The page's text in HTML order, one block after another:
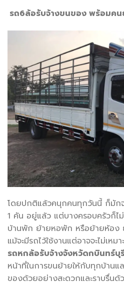
รถ6ล้อรับจ้างขนของ พร้อมค
โดยปกติแล้วคนุกคนทุกวันนี้ ก็มักจ
1 คัน อยู่แล้ว แต่บางครอบครัวก็
บ้านพัก ย้ายหอพัก หรือย้ายห้อง
แม้จะมีรถไว้ใช้งานแต่อาจจะไม่เห
รถหกล้อรับจ้างจังหวัดกบินทร์บุ
หน้าที่ในการขนย้ายให้กับทุกบ้าน
ของด้วยอย่างสะดวกและราบรื่น